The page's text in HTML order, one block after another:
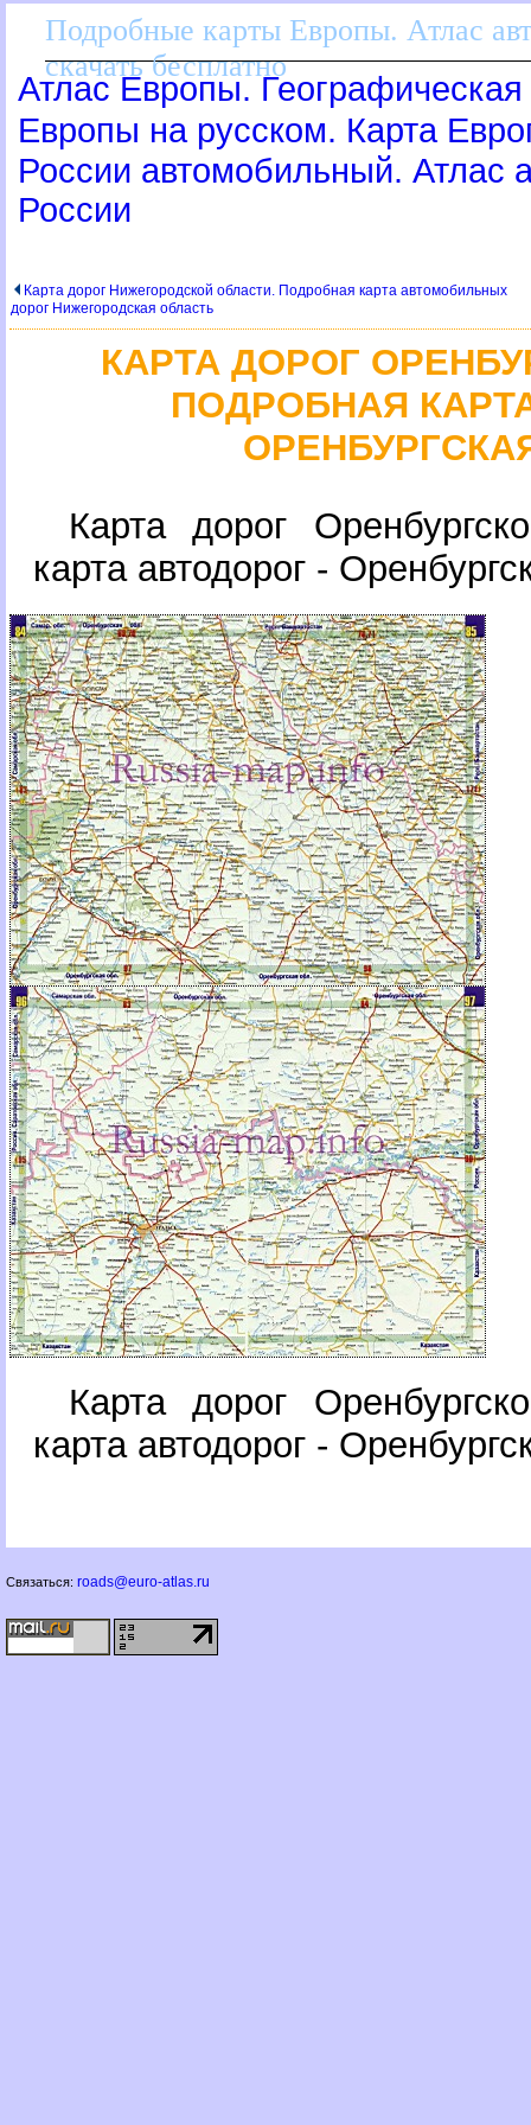
Подробные карты Европы. Атлас
скачать бесплатно
Атлас Европы. Географическая
Европы на русском. Карта
России автомобильный. Атлас
России
Карта дорог Нижегородской области. Подробная карта автомобильных
дорог Нижегородская область
КАРТА ДОРОГ
ПОДРОБНАЯ
Карта дорог
карта автодорог -
Карта дорог
карта автодорог -
Связаться: roads@euro-atlas.ru